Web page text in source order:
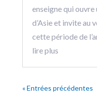
enseigne qui ouvre
d’Asie et invite au
cette période de
lire plus
« Entrées précédentes